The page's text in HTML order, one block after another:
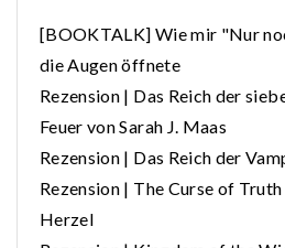
[BOOKTALK] Wie mir "Nur
die Augen öffnete
Rezension | Das Reich der
Feuer von Sarah J. Maas
Rezension | Das Reich der
Rezension | The Curse of
Herzel